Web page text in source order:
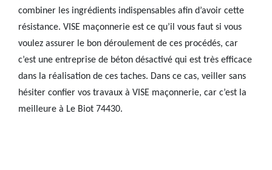
combiner les ingrédients indispensables afin d’avoir cette
résistance. VISE maçonnerie est ce qu’il vous faut si vous
voulez assurer le bon déroulement de ces procédés, car
c’est une entreprise de béton désactivé qui est très efficace
dans la réalisation de ces taches. Dans ce cas, veiller sans
hésiter confier vos travaux à VISE maçonnerie, car c’est la
meilleure à Le Biot 74430.